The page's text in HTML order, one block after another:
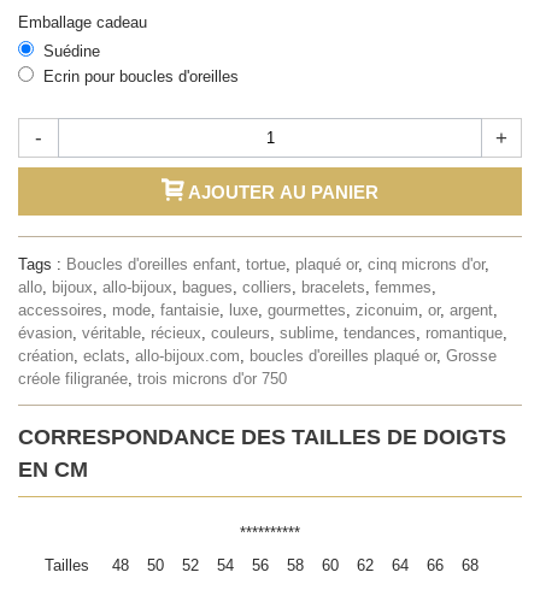
Emballage cadeau
Suédine
Ecrin pour boucles d'oreilles
- +
AJOUTER AU PANIER
Tags : Boucles d'oreilles enfant, tortue, plaqué or, cinq microns d'or,
allo, bijoux, allo-bijoux, bagues, colliers, bracelets, femmes,
accessoires, mode, fantaisie, luxe, gourmettes, ziconuim, or, argent,
évasion, véritable, récieux, couleurs, sublime, tendances, romantique,
création, eclats, allo-bijoux.com, boucles d'oreilles plaqué or, Grosse
créole filigranée, trois microns d'or 750
CORRESPONDANCE DES TAILLES DE DOIGTS
EN CM
**********
Tailles
48 50 52 54 56 58 60 62 64 66
68